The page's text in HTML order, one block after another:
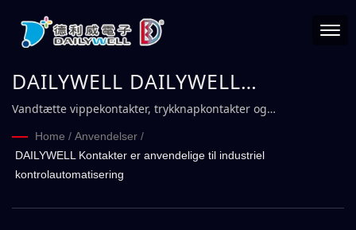
DAILYWELL DAILYWELL
Kontakter relateret til industriel
kontrolindustri
Vandtætte vippekontakter, trykknapkontakter og
Home / Anvendelser /
DAILYWELL Kontakter er anvendelige til industriel
kontrolautomatisering